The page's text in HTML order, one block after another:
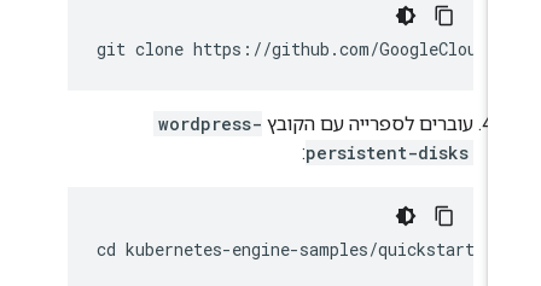
עוברים לספרייה עם הקובץwordpress-
persistent-disks
: